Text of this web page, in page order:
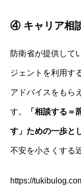
④ キャリア相
防衛省が提供して
ジェントを利用す
アドバイスをもら
す。 「相談する＝
す」ための一歩と
不安を小さくする
https://